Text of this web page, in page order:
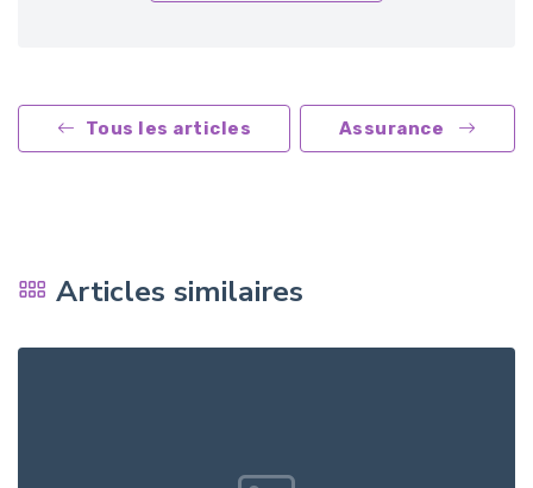
Tous les articles Assurance
Articles similaires